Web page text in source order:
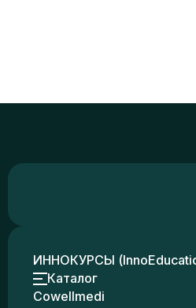
ИННОКУРСЫ
Каталог
Cowellmedi